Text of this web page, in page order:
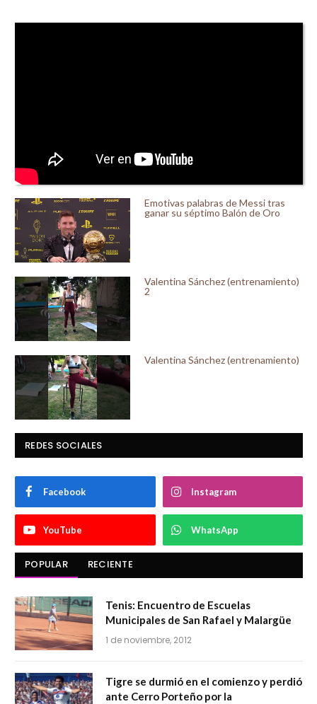
Emotivas palabras de Messi tras
ganar su séptimo Balón de Oro
Valentina Sánchez (entrenamiento)
2
Valentina Sánchez (entrenamiento)
REDES SOCIALES
Facebook Instagram
YouTube WhatsApp
POPULAR RECIENTE
Tenis: Encuentro de Escuelas
Municipales de San Rafael y Malargüe
1 de noviembre, 2012
Tigre se durmió en el comienzo y perdió
ante Cerro Porteño por la